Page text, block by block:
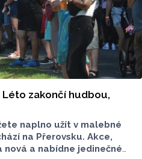
zakončí hudbou,
naplno užít v malebné
na Přerovsku. Akce,
a nabídne jedinečné